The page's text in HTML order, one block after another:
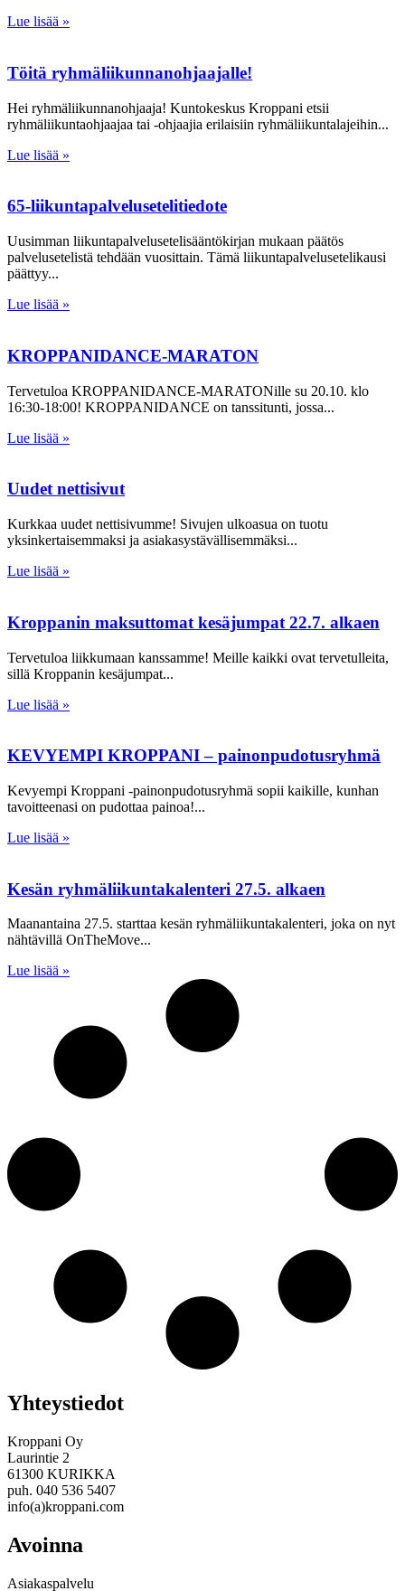
Lue lisää »
Töitä ryhmäliikunnanohjaajalle!
Hei ryhmäliikunnanohjaaja! Kuntokeskus Kroppani etsii
ryhmäliikuntaohjaajaa tai -ohjaajia erilaisiin ryhmäliikuntalajeihin
Lue lisää »
65-liikuntapalvelusetelitiedote
Uusimman liikuntapalvelusetelisääntökirjan mukaan päätös
palvelusetelistä tehdään vuosittain. Tämä liikuntapalvelusetelikausi
päättyy
Lue lisää »
KROPPANIDANCE-MARATON
Tervetuloa KROPPANIDANCE-MARATONille su 20.10. klo
16:30-18:00! KROPPANIDANCE on tanssitunti, jossa
Lue lisää »
Uudet nettisivut
Kurkkaa uudet nettisivumme! Sivujen ulkoasua on tuotu
yksinkertaisemmaksi ja asiakasystävällisemmäksi
Lue lisää »
Kroppanin maksuttomat kesäjumpat 22.7. alkaen
Tervetuloa liikkumaan kanssamme! Meille kaikki ovat tervetulleita,
sillä Kroppanin kesäjumpat
Lue lisää »
KEVYEMPI KROPPANI – painonpudotusryhmä
Kevyempi Kroppani -painonpudotusryhmä sopii kaikille, kunhan
tavoitteenasi on pudottaa painoa!
Lue lisää »
Kesän ryhmäliikuntakalenteri 27.5. alkaen
Maanantaina 27.5. starttaa kesän ryhmäliikuntakalenteri, joka on nyt
nähtävillä OnTheMove
Lue lisää »
Yhteystiedot
Kroppani Oy
Laurintie 2
61300 KURIKKA
puh. 040 536 5407
info(a)kroppani.com
Avoinna
Asiakaspalvelu